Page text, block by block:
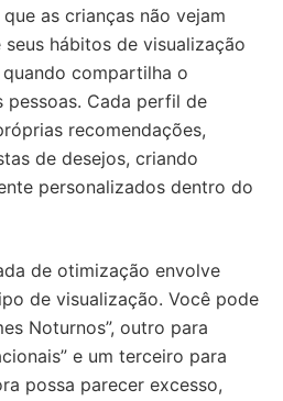
as crianças não vejam
hábitos de visualização
compartilha o
Cada perfil de
recomendações,
de desejos, criando
personalizados dentro do
de otimização envolve
de visualização. Você pode
Noturnos”, outro para
e um terceiro para
possa parecer excesso,